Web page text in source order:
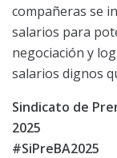
compañeras se
salarios para
negociación y
salarios dignos
Sindicato de
2025
#SiPreBA2025